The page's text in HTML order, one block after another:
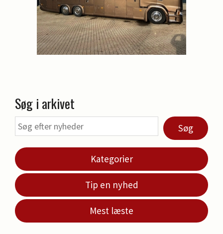
Søg i arkivet
Søg
Kategorier
Tip en nyhed
Mest læste